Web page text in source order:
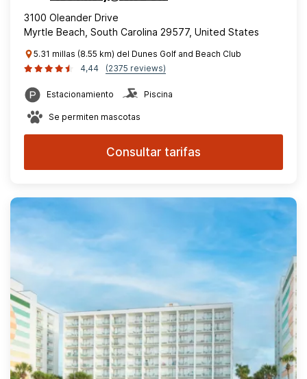
3100 Oleander Drive
Myrtle Beach, South Carolina 29577, United States
5.31 millas (8.55 km) del Dunes Golf and Beach Club
4,44
(2375 reviews)
Estacionamiento Piscina
Se permiten mascotas
Consultar tarifas